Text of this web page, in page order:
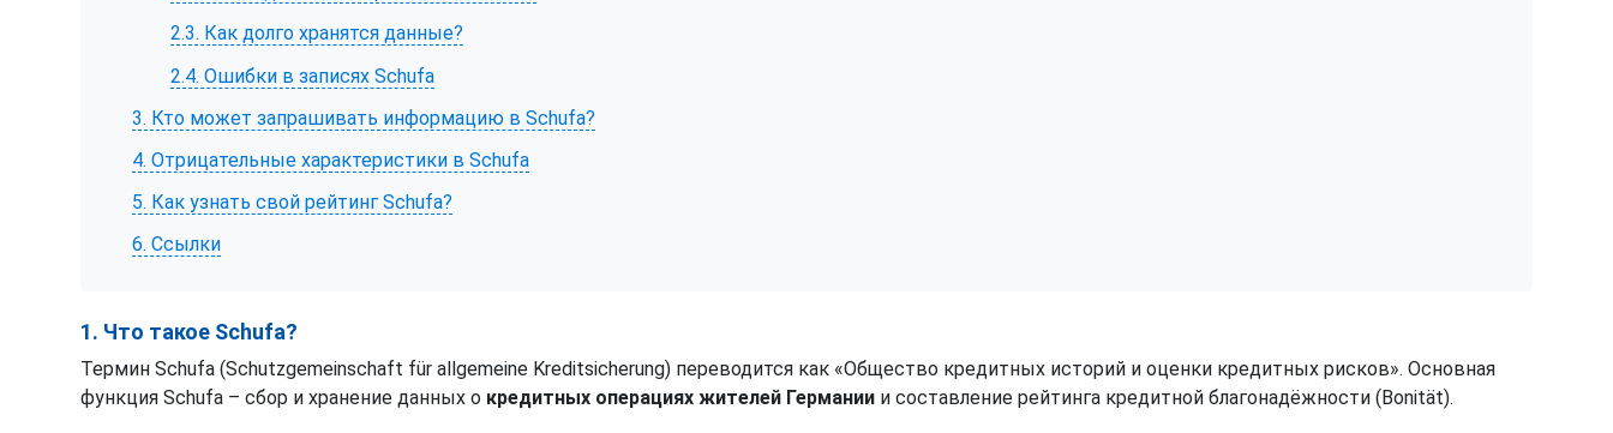
2.3. Как долго хранятся данные?
2.4. Ошибки в записях Schufa
3. Кто может запрашивать информацию в Schufa?
4. Отрицательные характеристики в Schufa
5. Как узнать свой рейтинг Schufa?
6. Ссылки
1. Что такое Schufa?
Термин Schufa (Schutzgemeinschaft für allgemeine Kreditsicherung) переводится как «Общество кредитных историй и оценки кредитных рисков». Основная
функция Schufa – сбор и хранение данных о кредитных операциях жителей Германии и составление рейтинга кредитной благонадёжности (Bonität).